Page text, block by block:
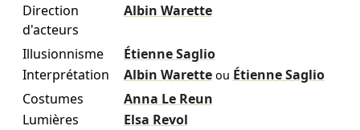
Direction
d'acteurs
Albin Warette
Illusionnisme
Étienne Saglio
Interprétation
Albin Warette ou Étienne Saglio
Costumes
Anna Le Reun
Lumières
Elsa Revol